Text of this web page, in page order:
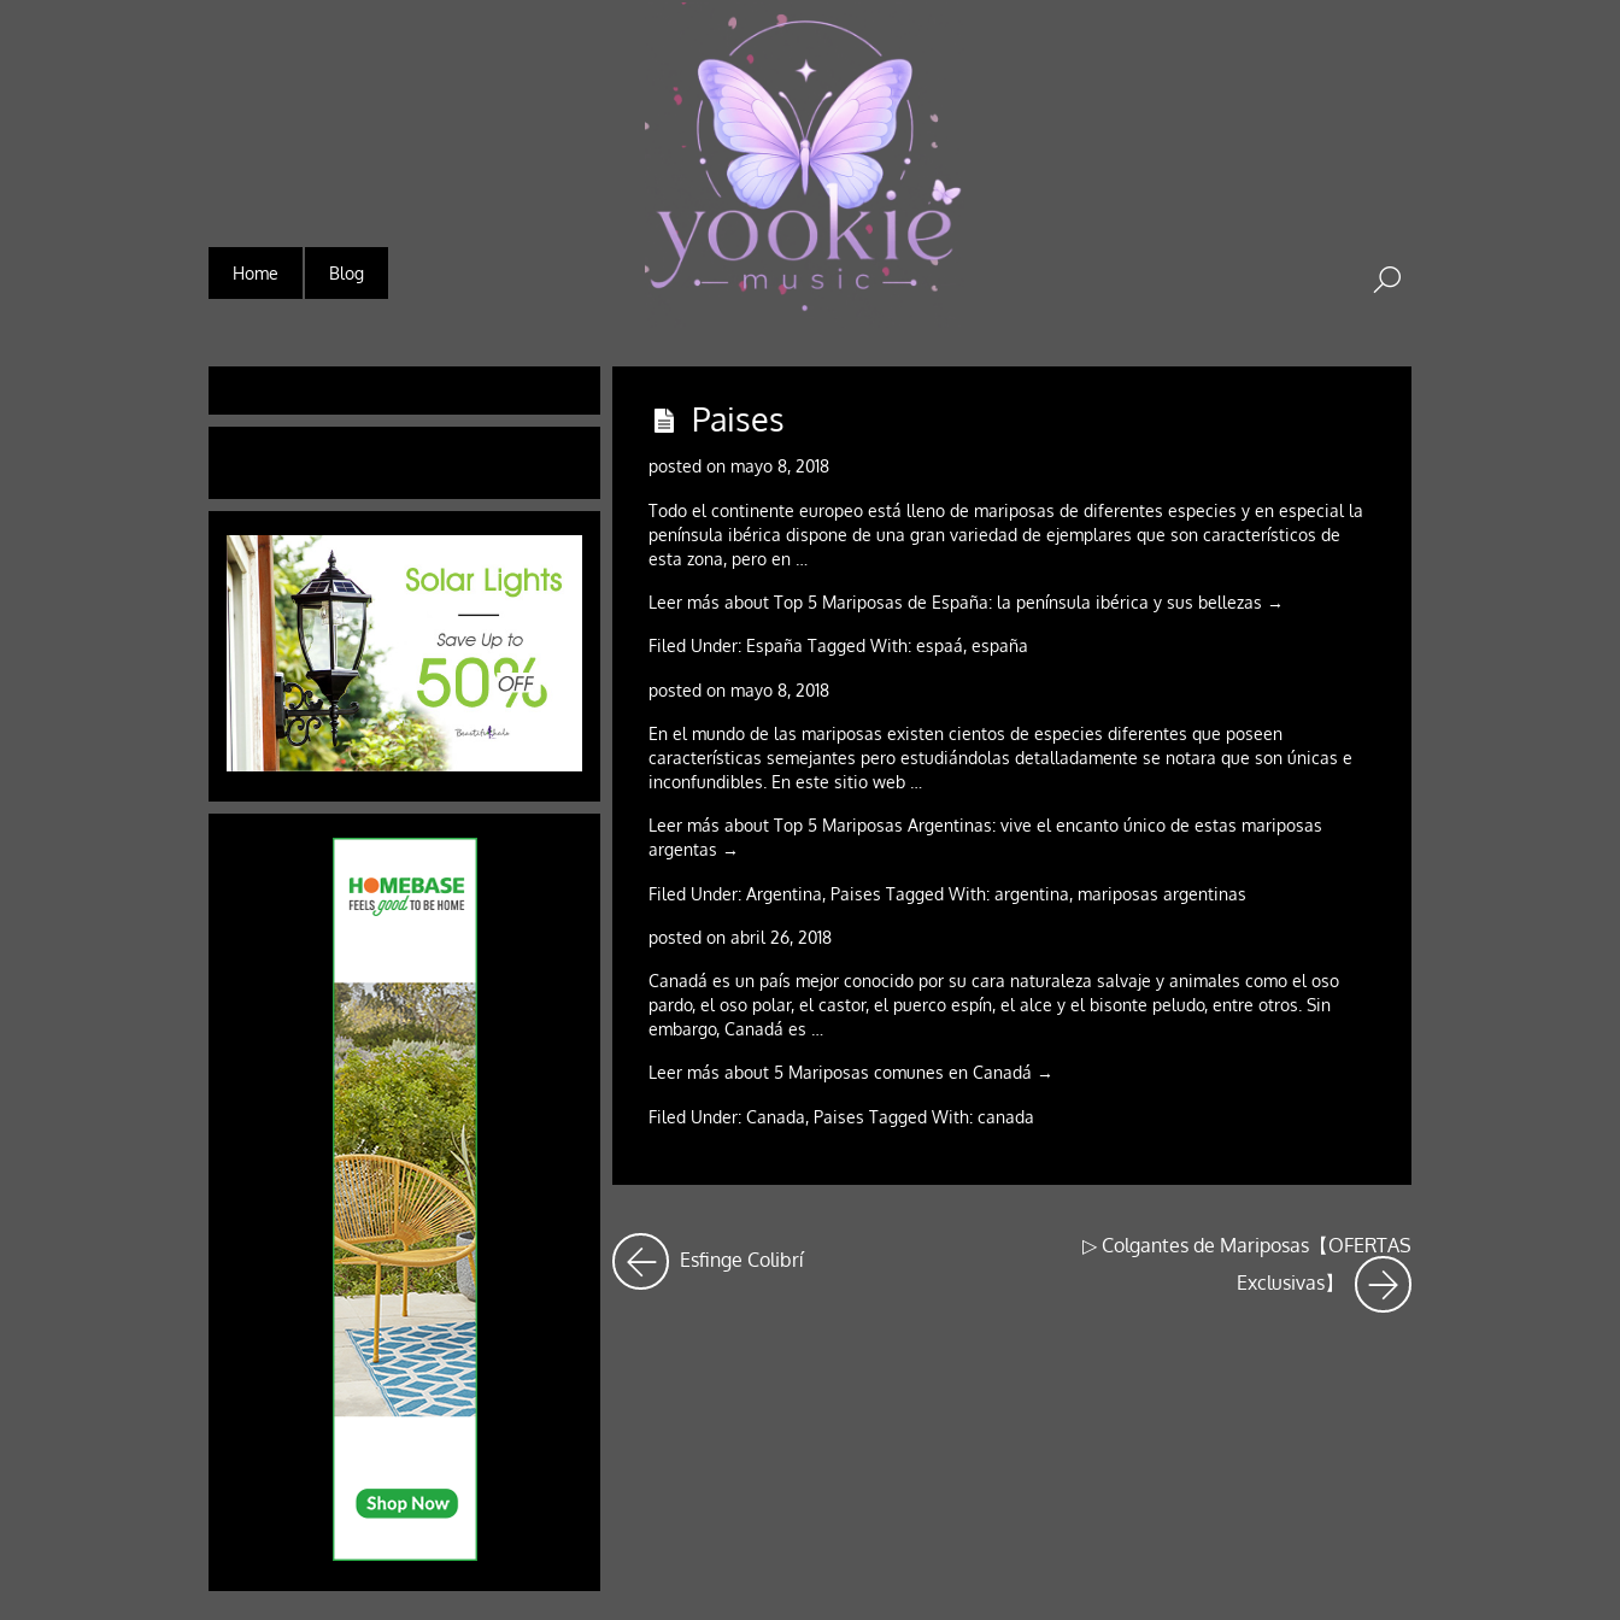
Home Blog
Paises
posted on mayo 8, 2018
Todo el continente europeo está lleno de mariposas de diferentes especies y en especial la
península ibérica dispone de una gran variedad de ejemplares que son característicos de
esta zona, pero en …
Leer más about Top 5 Mariposas de España: la península ibérica y sus bellezas →
Filed Under: España Tagged With: espaá, españa
posted on mayo 8, 2018
En el mundo de las mariposas existen cientos de especies diferentes que poseen
características semejantes pero estudiándolas detalladamente se notara que son únicas e
inconfundibles. En este sitio web …
Leer más about Top 5 Mariposas Argentinas: vive el encanto único de estas mariposas
argentas →
Filed Under: Argentina, Paises Tagged With: argentina, mariposas argentinas
posted on abril 26, 2018
Canadá es un país mejor conocido por su cara naturaleza salvaje y animales como el oso
pardo, el oso polar, el castor, el puerco espín, el alce y el bisonte peludo, entre otros. Sin
embargo, Canadá es …
Leer más about 5 Mariposas comunes en Canadá →
Filed Under: Canada, Paises Tagged With: canada
Esfinge Colibrí
▷ Colgantes de Mariposas【OFERTAS
Exclusivas】